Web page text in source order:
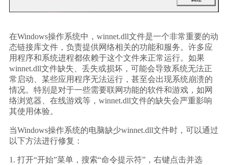
在Windows操作系统中，winnet.dll文件是一个非常重要的动
态链接库文件，负责提供网络相关的功能和服务。许多应
用程序和系统进程都依赖于这个文件来正常运行。如果
winnet.dll文件缺失、丢失或损坏，可能会导致系统无法正
常启动、某些应用程序无法运行，甚至会出现系统崩溃的
情况。特别是对于一些需要联网功能的软件和游戏，如网
络浏览器、在线游戏等，winnet.dll文件的缺失会严重影响
其使用体验。
当Windows操作系统的电脑缺少winnet.dll文件时，可以通过
以下方法进行修复：
1. 打开“开始”菜单，搜索“命令提示符”，右键点击并选